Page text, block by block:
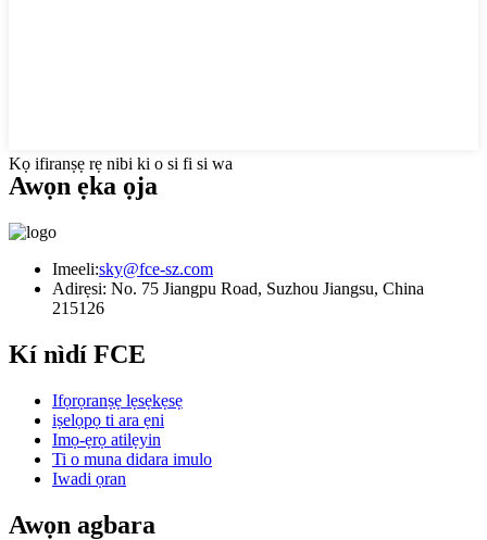
Kọ ifiranṣẹ rẹ nibi ki o si fi si wa
Awọn ẹka ọja
Imeeli:sky@fce-sz.com
Adirẹsi: No. 75 Jiangpu Road, Suzhou Jiangsu, China
215126
Kí nìdí FCE
Ifọrọranṣẹ lẹsẹkẹsẹ
iṣelọpọ ti ara ẹni
Imọ-ẹrọ atilẹyin
Ti o muna didara imulo
Iwadi ọran
Awọn agbara